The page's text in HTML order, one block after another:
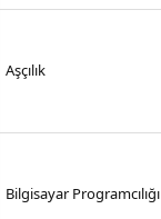
Aşçılık
Bilgisayar Programcılığı